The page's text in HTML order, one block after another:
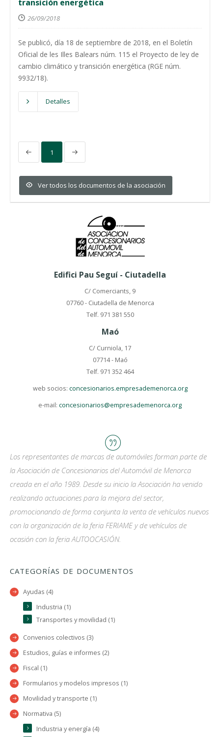
transición energética
26/09/2018
Se publicó, día 18 de septiembre de 2018, en el Boletín
Oficial de les Illes Balears núm. 115 el Proyecto de ley de
cambio climático y transición energética (RGE núm.
9932/18).
Detalles
1
Ver todos los documentos de la asociación
Edifici Pau Seguí - Ciutadella
C/ Comerciants, 9
07760 - Ciutadella de Menorca
Telf. 971 381 550
Maó
C/ Curniola, 17
07714 - Maó
Telf. 971 352 464
web socios: concesionarios.empresademenorca.org
e-mail: concesionarios@empresademenorca.org
Los representantes de marcas de automóviles forman parte de
la Asociación de Concesionarios del Automóvil de Menorca
creada en el año 1989. Desde su inicio la Asociación ha venido
realizando actuaciones para la mejora del sector,
promocionando de forma conjunta la venta de vehículos nuevos
con la organización de la feria FERIAME y de vehículos de
ocasión con la feria AUTOOCASIÓN.
CATEGORÍAS DE DOCUMENTOS
Ayudas (4)
Industria (1)
Transportes y movilidad (1)
Convenios colectivos (3)
Estudios, guías e informes (2)
Fiscal (1)
Formularios y modelos impresos (1)
Movilidad y transporte (1)
Normativa (5)
Industria y energía (4)